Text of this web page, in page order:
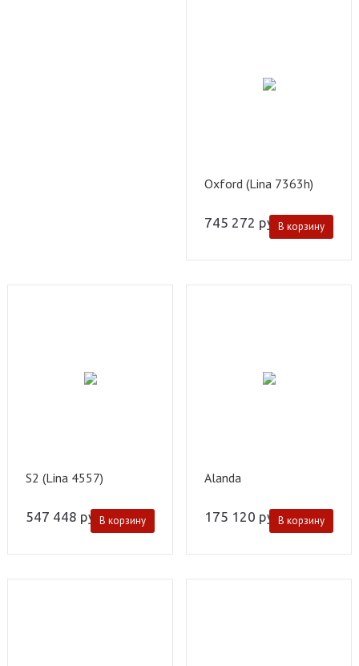
Oxford (Lina 7363h)
745 272 руб.В корзину
S2 (Lina 4557)
547 448 руб.В корзину
Alanda
175 120 руб.В корзину